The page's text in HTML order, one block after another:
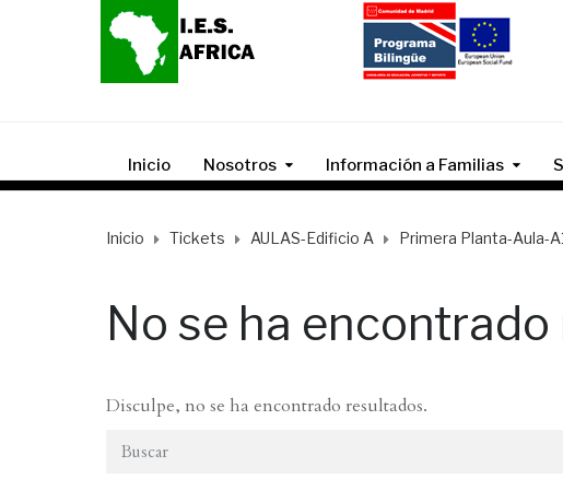
Inicio Nosotros Información a Familias
Inicio Tickets AULAS-Edificio A Primera Planta-Aula-
No se ha encontrado
Disculpe, no se ha encontrado resultados.